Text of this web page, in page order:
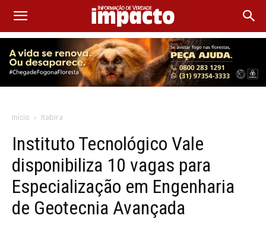
Início Itabira
Instituto Tecnológico Vale
disponibiliza 10 vagas para
Especialização em Engenharia
de Geotecnia Avançada